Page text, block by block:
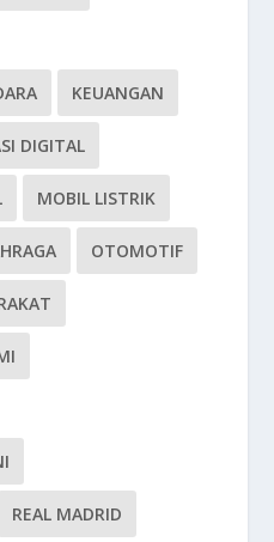
KEUANGAN
DIGITAL
MOBIL LISTRIK
OTOMOTIF
REAL MADRID